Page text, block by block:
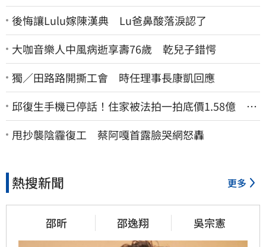
後悔讓Lulu嫁陳漢典 Lu爸鼻酸落淚認了
大咖音樂人中風病逝享壽76歲 乾兒子錯愕
獨／田路路開撕工會 時任理事長康凱回應
邱復生手機已停話！住家被法拍一拍底價1.58億 女
兒曝原因：幫台開還債
甩抄襲陰霾復工 蔡阿嘎首露臉哭網怒轟
熱搜新聞 更多
邵昕 邵逸翔 吳宗憲